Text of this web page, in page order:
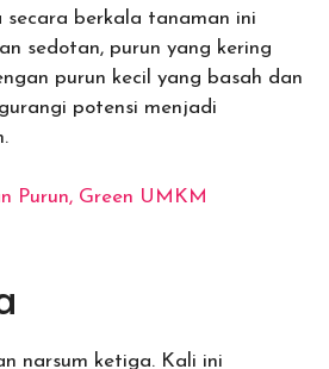
secara berkala tanaman ini
sedotan, purun yang kering
purun kecil yang basah dan
potensi menjadi
Purun, Green UMKM
narsum ketiga. Kali ini